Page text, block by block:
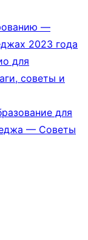
—
2023 года
для
советы и
для
— Советы